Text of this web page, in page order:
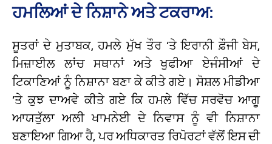
ਹਮਲਿਆਂ ਦੇ ਨਿਸ਼ਾਨੇ ਅਤੇ ਟਕਰਾਅ:
ਸੂਤਰਾਂ ਦੇ ਮੁਤਾਬਕ, ਹਮਲੇ ਮੁੱਖ ਤੌਰ ‘ਤੇ ਇਰਾਨੀ ਫ਼ੌਜੀ ਬੇਸ,
ਮਿਜ਼ਾਈਲ ਲਾਂਚ ਸਥਾਨਾਂ ਅਤੇ ਖੁਫੀਆ ਏਜੰਸੀਆਂ ਦੇ
ਟਿਕਾਣਿਆਂ ਨੂੰ ਨਿਸ਼ਾਨਾ ਬਣਾ ਕੇ ਕੀਤੇ ਗਏ। ਸੋਸ਼ਲ ਮੀਡੀਆ
‘ਤੇ ਕੁਝ ਦਾਅਵੇ ਕੀਤੇ ਗਏ ਕਿ ਹਮਲੇ ਵਿੱਚ ਸਰਵੋਚ ਆਗੂ
ਆਯਤੁੱਲਾ ਅਲੀ ਖਾਮਨੇਈ ਦੇ ਨਿਵਾਸ ਨੂੰ ਵੀ ਨਿਸ਼ਾਨਾ
ਬਣਾਇਆ ਗਿਆ ਹੈ, ਪਰ ਅਧਿਕਾਰਤ ਰਿਪੋਰਟਾਂ ਵੱਲੋਂ ਇਸ ਦੀ